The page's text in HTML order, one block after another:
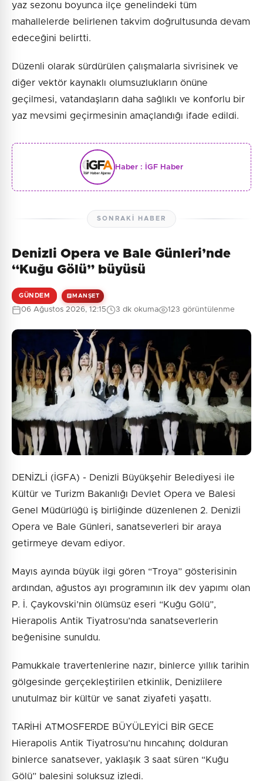
yaz sezonu boyunca ilçe genelindeki tüm
mahallelerde belirlenen takvim doğrultusunda devam
edeceğini belirtti.
Düzenli olarak sürdürülen çalışmalarla sivrisinek ve
diğer vektör kaynaklı olumsuzlukların önüne
geçilmesi, vatandaşların daha sağlıklı ve konforlu bir
yaz mevsimi geçirmesinin amaçlandığı ifade edildi.
Haber : İGF Haber
SONRAKI HABER
Denizli Opera ve Bale Günleri’nde
“Kuğu Gölü” büyüsü
GÜNDEM MANŞET
06 Ağustos 2026, 12:15 3 dk okuma 123 görüntülenme
DENİZLİ (İGFA) - Denizli Büyükşehir Belediyesi ile
Kültür ve Turizm Bakanlığı Devlet Opera ve Balesi
Genel Müdürlüğü iş birliğinde düzenlenen 2. Denizli
Opera ve Bale Günleri, sanatseverleri bir araya
getirmeye devam ediyor.
Mayıs ayında büyük ilgi gören “Troya” gösterisinin
ardından, ağustos ayı programının ilk dev yapımı olan
P. İ. Çaykovski’nin ölümsüz eseri “Kuğu Gölü”,
Hierapolis Antik Tiyatrosu’nda sanatseverlerin
beğenisine sunuldu.
Pamukkale travertenlerine nazır, binlerce yıllık tarihin
gölgesinde gerçekleştirilen etkinlik, Denizlilere
unutulmaz bir kültür ve sanat ziyafeti yaşattı.
TARİHİ ATMOSFERDE BÜYÜLEYİCİ BİR GECE
Hierapolis Antik Tiyatrosu’nu hıncahınç dolduran
binlerce sanatsever, yaklaşık 3 saat süren “Kuğu
Gölü” balesini soluksuz izledi.